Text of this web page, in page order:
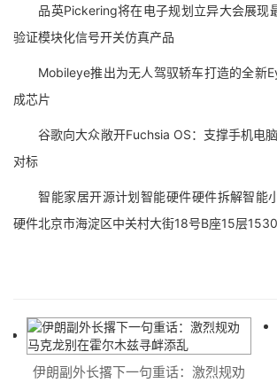
品英Pickering将在电子规划立异大会展现
验证模块化信号开关仿真产品
Mobileye推出为无人驾驭轿车打造的全新
成芯片
谷歌向大众敞开Fuchsia OS：支撑手机电脑
对标
智能家居开源计划智能硬件硬件拆解智能
硬件北京市海淀区中关村大街18号B座15层
伊朗副外长撂下一句重话：激烈规劝